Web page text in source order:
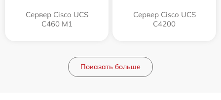
Сервер Cisco UCS
C460 M1
Сервер Cisco UCS
C4200
Показать больше